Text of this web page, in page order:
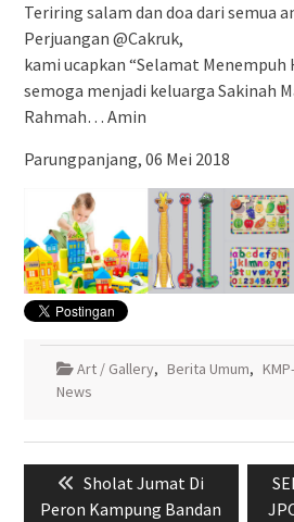
Teriring salam dan doa dari semua
Perjuangan @Cakruk,
kami ucapkan “Selamat Menempuh
semoga menjadi keluarga Sakinah
Rahmah… Amin
Parungpanjang, 06 Mei 2018
Art / Gallery, Berita Umum,
News
Previous
post:
Sholat Jumat Di
Peron Kampung Bandan